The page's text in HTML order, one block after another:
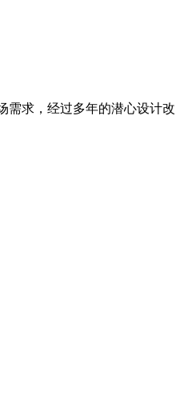
需求，经过多年的潜心设计改